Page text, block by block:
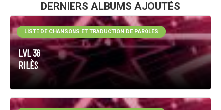
DERNIERS ALBUMS AJOUTÉS
LVL 36
RILÈS
LISTE DE CHANSONS ET TRADUCTION DE PAROLES